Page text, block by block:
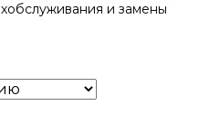
и замены